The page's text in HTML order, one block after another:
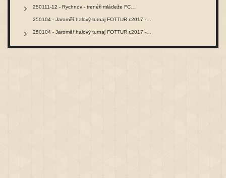
250111-12 - Rychnov - trenéři mládeže FC…
250104 - Jaroměř halový turnaj FOTTUR r.2017 -…
250104 - Jaroměř halový turnaj FOTTUR r.2017 -…